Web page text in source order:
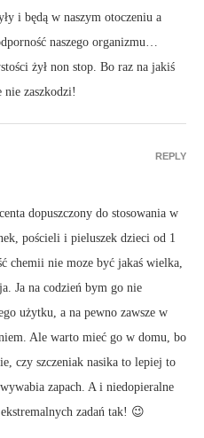
i będą w naszym otoczeniu a
naszego organizmu…
żył non stop. Bo raz na jakiś
nie zaszkodzi!
dopuszczony do stosowania w
pościeli i pieluszek dzieci od 1
chemii nie moze być jakaś wielka,
Ja na codzień bym go nie
użytku, a na pewno zawsze w
Ale warto mieć go w domu, bo
czy szczeniak nasika to lepiej to
zapach. A i niedopieralne
zadań tak! 😉
REPLY